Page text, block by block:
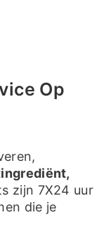
Op
zijn 7X24 uur
die je